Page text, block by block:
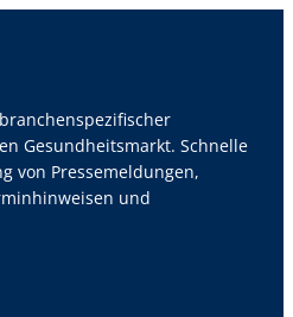
branchenspezifischer
Gesundheitsmarkt. Schnelle
von Pressemeldungen,
und